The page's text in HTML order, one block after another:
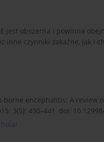
jest obszerna i powinna
inne czynniki zakaźne, jak i
borne encephalitis: A
3(5): 430–441, doi: